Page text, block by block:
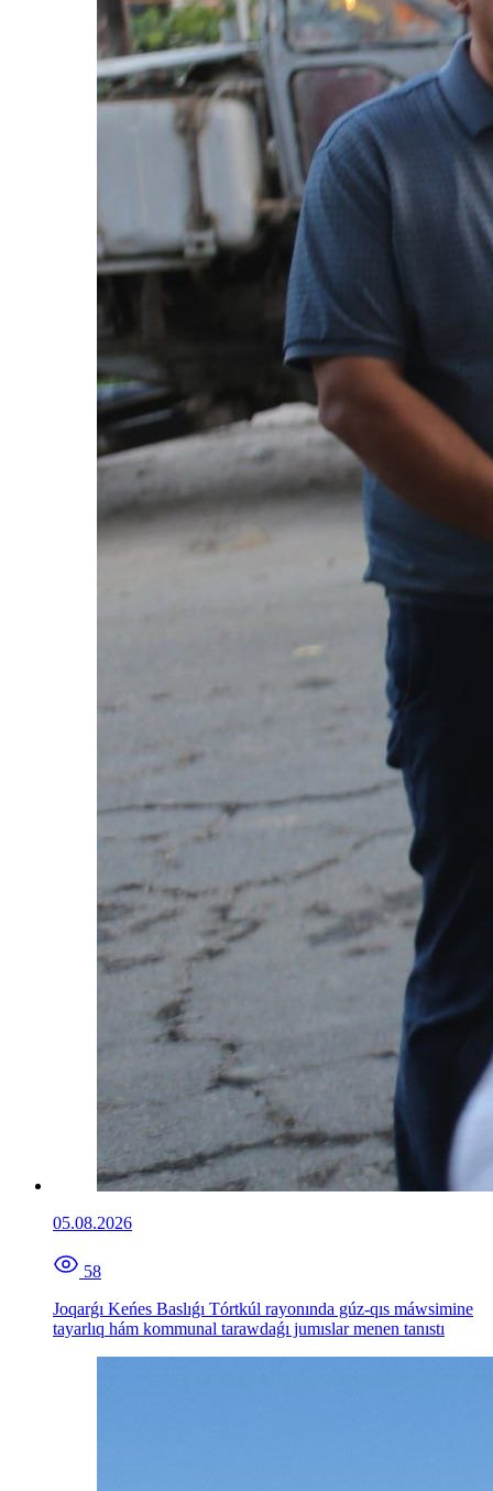
05.08.2026
58
Joqarǵı Keńes Baslıǵı Tórtkúl rayonında gúz-qıs máwsimine
tayarlıq hám kommunal tarawdaǵı jumıslar menen tanıstı